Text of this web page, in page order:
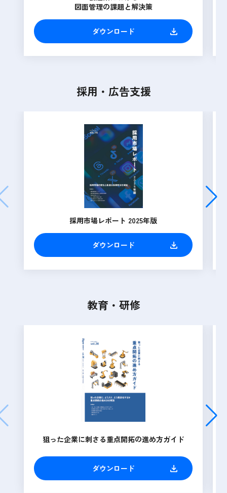
図面管理の課題と解決策
ダウンロード
採用・広告支援
採用市場レポート 2025年版
ダウンロード
教育・研修
狙った企業に刺さる重点開拓の進め方ガイド
ダウンロード